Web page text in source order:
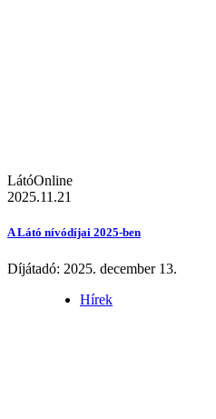
LátóOnline
2025.11.21
A Látó nívódíjai 2025-ben
Díjátadó: 2025. december 13.
Hírek